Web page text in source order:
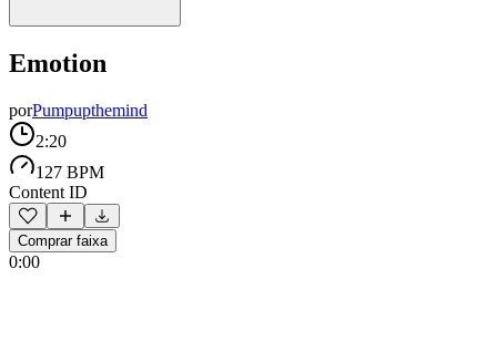
Emotion
porPumpupthemind
2:20
127 BPM
Content ID
Comprar faixa
0:00